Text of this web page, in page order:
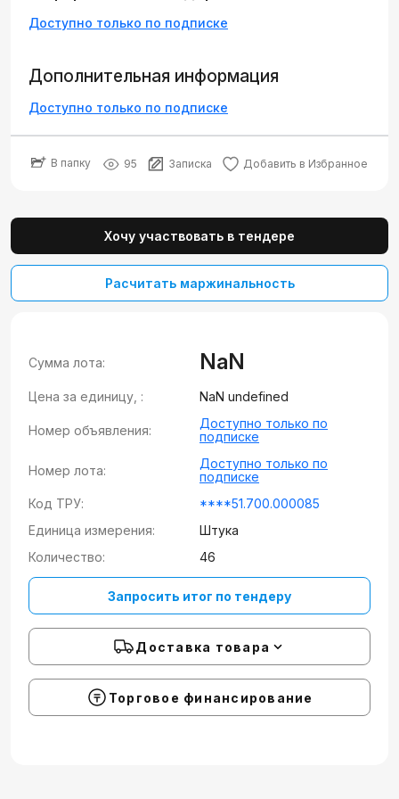
Доступно только по подписке
Дополнительная информация
Доступно только по подписке
В папку 95 Записка Добавить в Избранное
Хочу участвовать в тендере
Расчитать маржинальность
Сумма лота: NaN
Цена за единицу, : NaN undefined
Номер объявления:
Доступно только по
подписке
Номер лота:
Доступно только по
подписке
Код ТРУ:
****51.700.000085
Единица измерения:
Штука
Количество:
46
Запросить итог по тендеру
Доставка товара
Торговое финансирование